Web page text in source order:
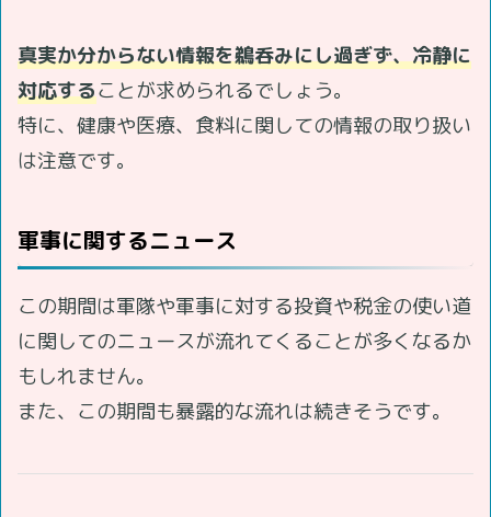
真実か分からない情報を鵜呑みにし過ぎず、冷静に
対応することが求められるでしょう。
特に、健康や医療、食料に関しての情報の取り扱い
は注意です。
軍事に関するニュース
この期間は軍隊や軍事に対する投資や税金の使い道
に関してのニュースが流れてくることが多くなるか
もしれません。
また、この期間も暴露的な流れは続きそうです。